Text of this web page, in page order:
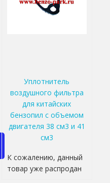
Уплотнитель
воздушного фильтра
для китайских
бензопил с объемом
двигателя 38 см3 и 41
см3
К сожалению, данный
товар уже распродан